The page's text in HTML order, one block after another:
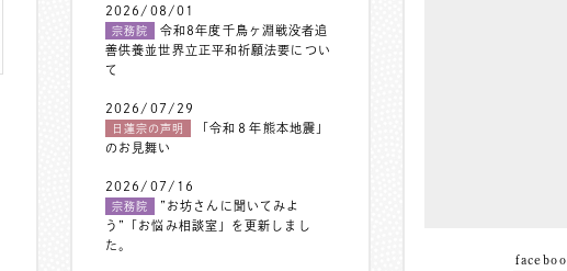
2026/08/01
宗務院
令和8年度千鳥ヶ淵戦没者追
善供養並世界立正平和祈願法要につい
て
2026/07/29
日蓮宗の声明
「令和８年熊本地震」
のお見舞い
2026/07/16
宗務院
”お坊さんに聞いてみよ
う”「お悩み相談室」を更新しまし
た。